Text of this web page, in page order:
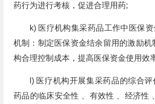
药行为进行考核，促进合理用药;
k) 医疗机构集采药品工作中医保
机制：制定医保资金结余留用的激励机
构合理控制成本，提高医保资金使用效
l) 医疗机构开展集采药品的综合
药品的临床安全性 、有效性 、经济性